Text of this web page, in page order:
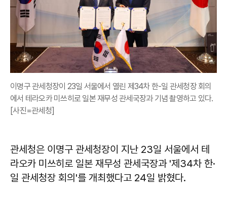
이명구 관세청장이 23일 서울에서 열린 제34차 한-일 관세청장 회의
에서 테라오카 미쓰히로 일본 재무성 관세국장과 기념 촬영하고 있다.
[사진=관세청]
관세청은 이명구 관세청장이 지난 23일 서울에서 테
라오카 미쓰히로 일본 재무성 관세국장과 '제34차 한·
일 관세청장 회의'를 개최했다고 24일 밝혔다.